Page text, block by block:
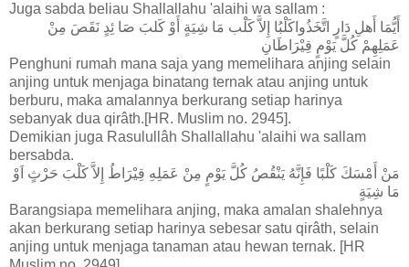
Juga sabda beliau Shallallahu 'alaihi wa sallam :
أَيُّمَا أَهلِ دَارٍ اتَّخَذُواكَلْبُا إِلاَّ كَلْب مَا شِيَةٍ أَوْ كَلبَ صَا ئِدٍ نَقَصَ مِنْ
عَمَلِهِمْ كُلَّ يَوْمٍ قِيْرَاطَانِ
Penghuni rumah mana saja yang memelihara anjing selain
anjing untuk menjaga binatang ternak atau anjing untuk
berburu, maka amalannya berkurang setiap harinya
sebanyak dua qirâth.[HR. Muslim no. 2945].
Demikian juga Rasulullâh Shallallahu 'alaihi wa sallam
bersabda.
مَنْ أَمْسَكَ كَلْبًا فَإِنَّهُ يَنْقُصُ كُلَّ يَوْمٍ مِنْ عَمَلِهِ قِيْرَاطُ إِلاَّ كَلْبَ حَرْثٍ اَوْ
مَا شِيَةٍ
Barangsiapa memelihara anjing, maka amalan shalehnya
akan berkurang setiap harinya sebesar satu qirâth, selain
anjing untuk menjaga tanaman atau hewan ternak. [HR